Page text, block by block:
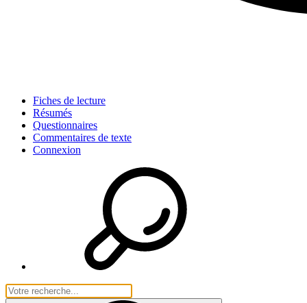
Fiches de lecture
Résumés
Questionnaires
Commentaires de texte
Connexion